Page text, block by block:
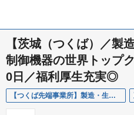
【茨城（つくば）／製
制御機器の世界トップ
0日／福利厚生充実◎
【つくば先端事業所】製造・生産技術（コンポーネント表面処理課）